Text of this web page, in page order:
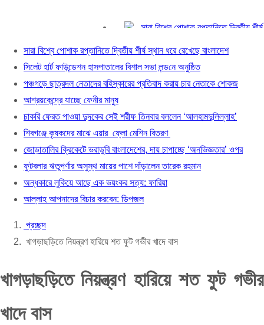
সারা বিশ্বে পোশাক রপ্তানিতে দ্বিতীয় শীর্ষ
সিলেট হার্ট ফাউন্ডেশন হাসপাতালের বিশাল সভা
পঞ্চগড়ে ছাত্রদল নেতাদের বহিস্কারের
আশ্রয়কেন্দ্রে যাচ্ছে ফেনীর মানুষ
শিবগঞ্জে কৃষকদের মাঝে এয়ার ফ্লো মেশিন
জোড়াতালির ক্রিকেটে ভরাডুবি বাংলাদেশের,
ফুটবলার ঋতুপর্ণার অসুস্থ মায়ের পাশে
অন্ধকারে লুকিয়ে আছে এক ভয়ংকর সত্য:
আল্লাহ আপনাদের বিচার করবেন: ডিপজল
সারা বিশ্বে পোশাক রপ্তানিতে দ্বিতীয় শীর্ষ স্থান ধরে রেখেছে বাংলাদেশ
সিলেট হার্ট ফাউন্ডেশন হাসপাতালের বিশাল সভা লন্ড‌নে অনুষ্ঠিত
পঞ্চগড়ে ছাত্রদল নেতাদের বহিস্কারের প্রতিবাদ করায় চার নেতাকে শোকজ
আশ্রয়কেন্দ্রে যাচ্ছে ফেনীর মানুষ
চাকরি ফেরত পাওয়া দুদকের সেই শরীফ তিনবার বললেন ‘আলহামদুলিল্লাহ’
শিবগঞ্জে কৃষকদের মাঝে এয়ার ফ্লো মেশিন বিতরণ
জোড়াতালির ক্রিকেটে ভরাডুবি বাংলাদেশের, দায় চাপাচ্ছে ‘অনভিজ্ঞতার’ ওপর
ফুটবলার ঋতুপর্ণার অসুস্থ মায়ের পাশে দাঁড়ালেন তারেক রহমান
অন্ধকারে লুকিয়ে আছে এক ভয়ংকর সত্য: ফারিয়া
আল্লাহ আপনাদের বিচার করবেন: ডিপজল
প্রচ্ছদ
খাগড়াছড়িতে নিয়ন্ত্রণ হারিয়ে শত ফুট গভীর খাদে বাস
খাগড়াছড়িতে নিয়ন্ত্রণ হারিয়ে শত ফুট গভীর
খাদে বাস